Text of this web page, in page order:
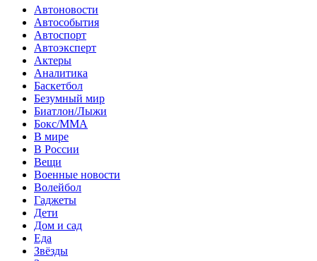
Автоновости
Автособытия
Автоспорт
Автоэксперт
Актеры
Аналитика
Баскетбол
Безумный мир
Биатлон/Лыжи
Бокс/MMA
В мире
В России
Вещи
Военные новости
Волейбол
Гаджеты
Дети
Дом и сад
Еда
Звёзды